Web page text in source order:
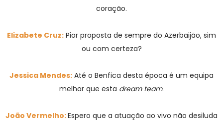
coração.
Elizabete Cruz: Pior proposta de sempre do Azerbaijão, sim
ou com certeza?
Jessica Mendes: Até o Benfica desta época é um equipa
melhor que esta dream team.
João Vermelho:Espero que a atuação ao vivo não desiluda